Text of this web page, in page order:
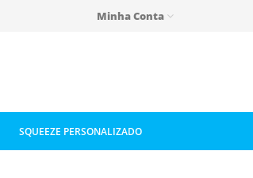
Minha Conta
SQUEEZE PERSONALIZADO